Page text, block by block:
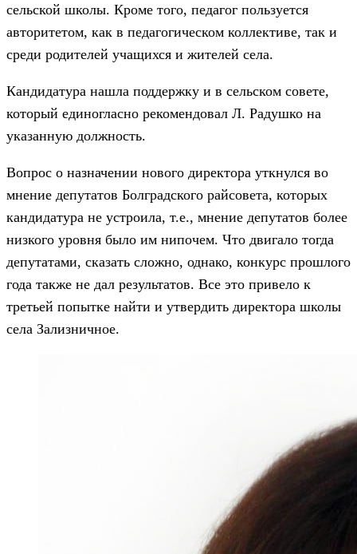
сельской школы. Кроме того, педагог пользуется
авторитетом, как в педагогическом коллективе, так и
среди родителей учащихся и жителей села.
Кандидатура нашла поддержку и в сельском совете,
который единогласно рекомендовал Л. Радушко на
указанную должность.
Вопрос о назначении нового директора уткнулся во
мнение депутатов Болградского райсовета, которых
кандидатура не устроила, т.е., мнение депутатов более
низкого уровня было им нипочем. Что двигало тогда
депутатами, сказать сложно, однако, конкурс прошлого
года также не дал результатов. Все это привело к
третьей попытке найти и утвердить директора школы
села Зализничное.